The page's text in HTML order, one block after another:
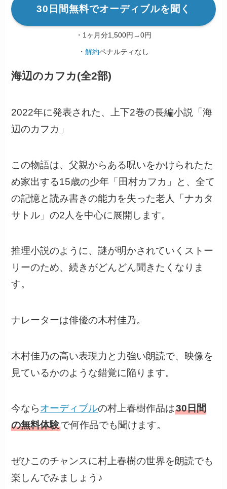
30日間無料でオーディブルを聞く
・1ヶ月分1,500円→0円
・ 解約ペナルティなし
海辺のカフカ(全2部)
2022年に発表された、上下2巻の長編小説「海
辺のカフカ」
この物語は、父親からある呪いをかけられたた
め家出する15歳の少年「田村カフカ」と、全て
の記憶と読み書きの能力を失った老人「ナカタ
サトル」の2人を中心に展開します。
推理小説のように、謎が明かされていくストー
リーのため、続きがどんどん聞きたくなりま
す。
ナレーターは俳優の木村佳乃。
木村佳乃の高い表現力と力強い朗読で、映像を
見ているかのような錯覚に陥ります。
今ならオーディブルの村上春樹作品は30日間
の無料体験で何作品でも聞けます。
ぜひこのチャンスに村上春樹の世界を朗読でも
楽しんでみましょう♪